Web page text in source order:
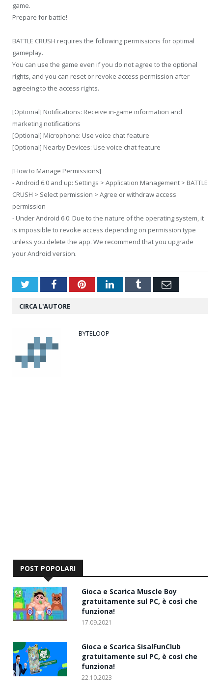
game.
Prepare for battle!
BATTLE CRUSH requires the following permissions for optimal
gameplay.
You can use the game even if you do not agree to the optional
rights, and you can reset or revoke access permission after
agreeing to the access rights.
[Optional] Notifications: Receive in-game information and
marketing notifications
[Optional] Microphone: Use voice chat feature
[Optional] Nearby Devices: Use voice chat feature
[How to Manage Permissions]
- Android 6.0 and up: Settings > Application Management > BATTLE
CRUSH > Select permission > Agree or withdraw access
permission
- Under Android 6.0: Due to the nature of the operating system, it
is impossible to revoke access depending on permission type
unless you delete the app. We recommend that you upgrade
your Android version.
TwitterFacebookPinterestLinkedInTumblrEmail
CIRCA L'AUTORE
BYTELOOP
POST POPOLARI
Gioca e Scarica Muscle Boy
gratuitamente sul PC, è così che
funziona!
17.09.2021
Gioca e Scarica SisalFunClub
gratuitamente sul PC, è così che
funziona!
22.10.2023